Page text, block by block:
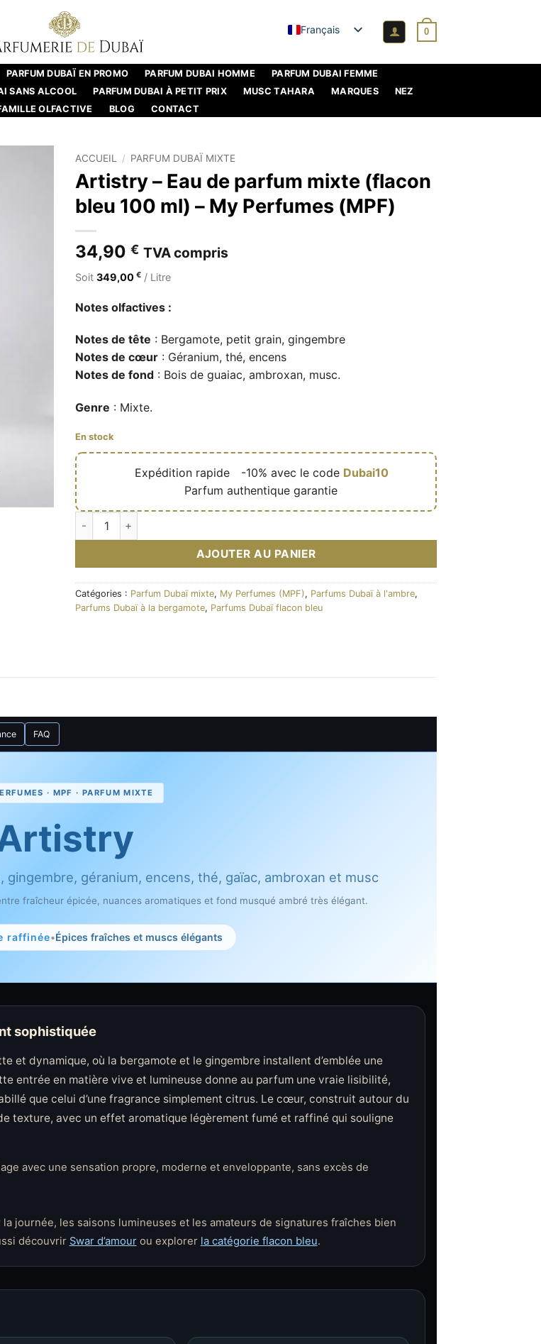
Français 0
PARFUM DUBAÏ EN PROMO PARFUM DUBAI HOMME
PARFUM DUBAI FEMME
SANS ALCOOL PARFUM DUBAI À PETIT PRIX MUSC TAHARA MARQUES
NEZ
OLFACTIVE BLOG CONTACT
ACCUEIL / PARFUM DUBAÏ MIXTE
Artistry – Eau de parfum mixte (flacon
bleu 100 ml) – My Perfumes (MPF)
34,90 € TVA compris
Soit 349,00 € / Litre
Notes olfactives :
Notes de tête : Bergamote, petit grain, gingembre
Notes de cœur : Géranium, thé, encens
Notes de fond : Bois de guaiac, ambroxan, musc.
Genre : Mixte.
En stock
Expédition rapide -10% avec le code Dubai10
Parfum authentique garantie
quantité de Artistry – Eau de parfum mixte (flacon bleu 100 ml) – My Perfumes (MPF)
AJOUTER AU PANIER
Catégories : Parfum Dubaï mixte, My Perfumes (MPF), Parfums Dubaï à l'ambre,
Parfums Dubaï à la bergamote, Parfums Dubaï flacon bleu
FAQ
· MPF · PARFUM MIXTE
géranium, encens, thé, gaïac, ambroxan et musc
fraîcheur épicée, nuances aromatiques et fond musqué ambré très élégant.
raffinée•Épices fraîches et muscs élégants
sophistiquée
et dynamique, où la bergamote et le gingembre installent d’emblée une
entrée en matière vive et lumineuse donne au parfum une vraie lisibilité,
que celui d’une fragrance simplement citrus. Le cœur, construit autour du
texture, avec un effet aromatique légèrement fumé et raffiné qui souligne
avec une sensation propre, moderne et enveloppante, sans excès de
journée, les saisons lumineuses et les amateurs de signatures fraîches bien
découvrir Swar d’amourou explorer la catégorie flacon bleu.